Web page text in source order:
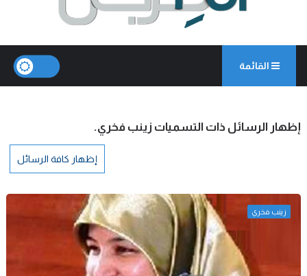
القائمة
‏إظهار الرسائل ذات التسميات زينب فخري.
إظهار كافة الرسائل
زينب فخري